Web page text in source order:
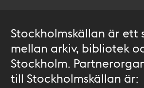
Stockholmskällan är ett
mellan arkiv, bibliotek
Stockholm.
till Stockholmskällan är: